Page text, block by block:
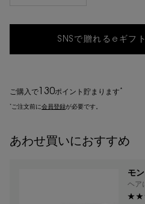
ご購入で 130ポイント 貯まります *
*ご注文前に会員登録が必要です。
あわせ買いにおすすめ
モ
ヘア
リの